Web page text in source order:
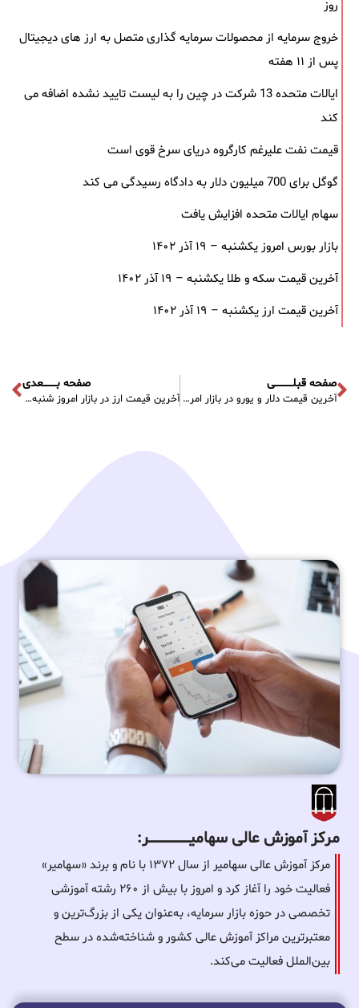
روز
خروج سرمایه از محصولات سرمایه ‌گذاری متصل به ارز های دیجیتال
پس از ۱۱ هفته
ایالات متحده 13 شرکت در چین را به لیست تایید نشده اضافه می
کند
قیمت نفت علیرغم کارگروه دریای سرخ قوی است
گوگل برای 700 میلیون دلار به دادگاه رسیدگی می کند
سهام ایالات متحده افزایش یافت
بازار بورس امروز یکشنبه – ۱۹ آذر ۱۴۰۲
آخرین قیمت سکه و طلا یکشنبه – ۱۹ آذر ۱۴۰۲
آخرین قیمت ارز یکشنبه – ۱۹ آذر ۱۴۰۲
صفحه قبلـــــــــــی
آخرین قیمت دلار و یورو در بازار امروز چهارشنبه – ۱۶ آذر ۱۴۰۱
صفحه بــــــــعدی
آخرین قیمت ارز در بازار امروز شنبه – ۱۹ آذر ۱۴۰۱
مرکز آموزش عالی سهامیـــــــــــــــــــــــــر:
مرکز آموزش عالی سهامیر از سال ۱۳۷۲ با نام و برند «سهامیر»
فعالیت خود را آغاز کرد و امروز با بیش از ۲۶۰ رشته آموزشی
تخصصی در حوزه بازار سرمایه، به‌عنوان یکی از بزرگ‌ترین و
معتبرترین مراکز آموزش عالی کشور و شناخته‌شده در سطح
بین‌الملل فعالیت می‌کند.